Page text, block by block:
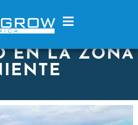
EN LA ZONA